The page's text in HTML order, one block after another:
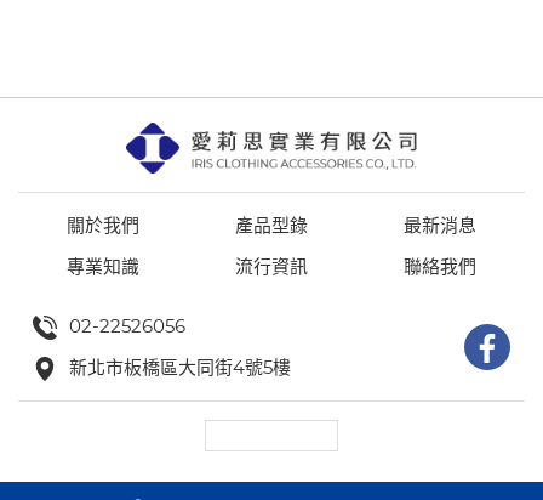
關於我們 產品型錄
最新消息
專業知識
流行資訊 聯絡我們
02-22526056
新北市板橋區大同街4號5樓